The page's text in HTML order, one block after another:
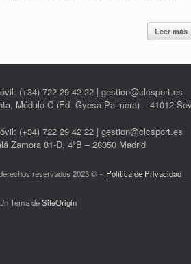
Leer más
(+34) 722 29 42 22 | gestion@clcsport.es
Módulo C (Ed. Gyesa-Palmera) – 41012
(+34) 722 29 42 22 | gestion@clcsport.es
Zamora 81-D, 4ºB – 28050 Madrid
reservados 2023 © Política de Privacidad
Un Tema deSiteOrigin